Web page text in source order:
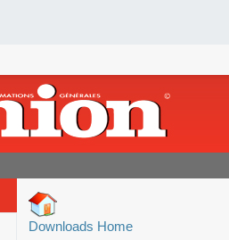
Downloads Home